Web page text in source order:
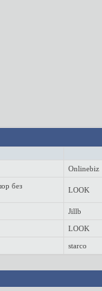
Onlinebiz
без
LOOK
Jillb
LOOK
starco